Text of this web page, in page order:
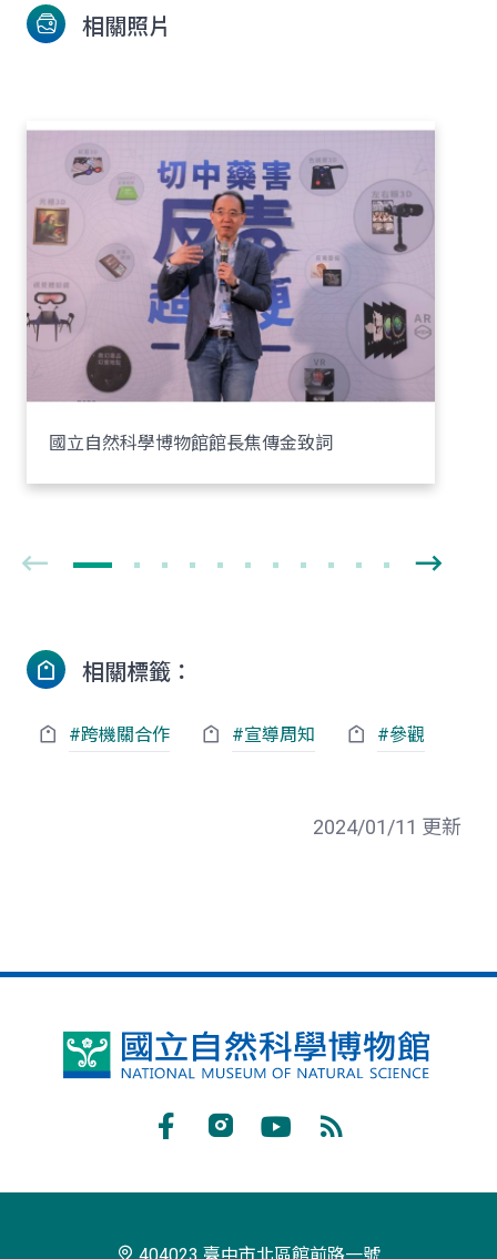
相關照片
國立自然科學博物館館長焦傳金致詞
相關標籤：
#跨機關合作 #宣導周知 #參觀
2024/01/11 更新
國
閱
404023 臺中市北區館前路一號